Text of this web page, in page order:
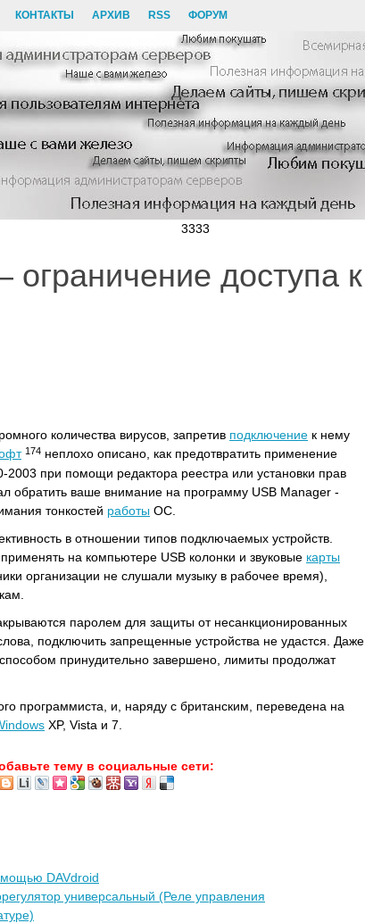
КОНТАКТЫ АРХИВ RSS ФОРУМ
3333
ограничение доступа к
количества вирусов, запретив подключение к нему
174 неплохо описано, как предотвратить применение
при помощи редактора реестра или установки прав
обратить ваше внимание на программу USB Manager -
тонкостей работы ОС.
в отношении типов подключаемых устройств.
на компьютере USB колонки и звуковые карты
организации не слушали музыку в рабочее время),
паролем для защиты от несанкционированных
подключить запрещенные устройства не удастся. Даже
принудительно завершено, лимиты продолжат
программиста, и, наряду с британским, переведена на
XP, Vista и 7.
тему в социальные сети:
DAVdroid
универсальный (Реле управления